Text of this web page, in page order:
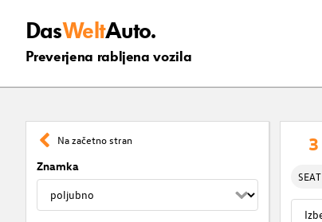
DasWeltAuto.
Preverjena rabljena vozila
Na začetno stran
Znamka
3
SEAT